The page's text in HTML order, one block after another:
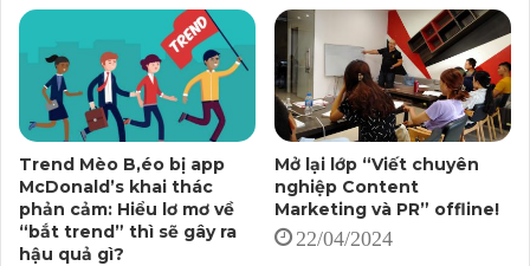
đốc là nhân vật trả lời), thì “tự nhiên” người đọc sẽ ấn
tượng rằng, họ đang nghe một chuyên gia trong ngành
trả lời.
Câu trả lời đó đương nhiên “vào” hơn, có vẻ khách
quan, đáng tin tưởng hơn!
Chưa hết, việc hỏi – đáp cũng giúp nhân vật dễ được
chấp nhận quan điểm hơn, vì quan điểm của họ được
Trend Mèo B,éo bị app
McDonald’s khai thác
phản cảm: Hiểu lơ mơ về
“bắt trend” thì sẽ gây ra
hậu quả gì?
Mở lại lớp “Viết chuyên
nghiệp Content
Marketing và PR” offline!
22/04/2024